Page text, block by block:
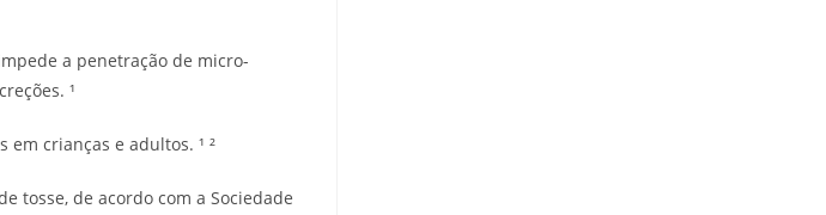
a penetração de micro-
¹
crianças e adultos. ¹ ²
tosse, de acordo com a Sociedade